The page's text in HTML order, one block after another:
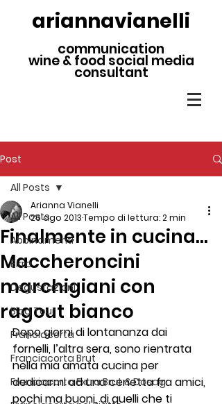
ariannavianelli
communication
wine & food social media
consultant
Post
All Posts
Abbinamenti
Birra
Degustazioni
Blog Tour
Franciacorta
Franciacorta Brut
Franciacorta Extra Brut & Dosag
All Posts
Finalmente in cucina…
Maccheroncini
marchigiani con
ragout bianco
Arianna Vianelli
26 ago 2013Tempo di lettura: 2 min
Dopo giorni di lontananza dai
fornelli, l’altra sera, sono rientrata
nella mia amata cucina per
dedicarmi ad una cenetta fra amici,
pochi ma buoni, di quelli che ti